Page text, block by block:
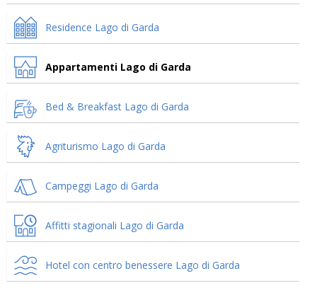
Residence Lago di Garda
Appartamenti Lago di Garda
Bed & Breakfast Lago di Garda
Agriturismo Lago di Garda
Campeggi Lago di Garda
Affitti stagionali Lago di Garda
Hotel con centro benessere Lago di Garda